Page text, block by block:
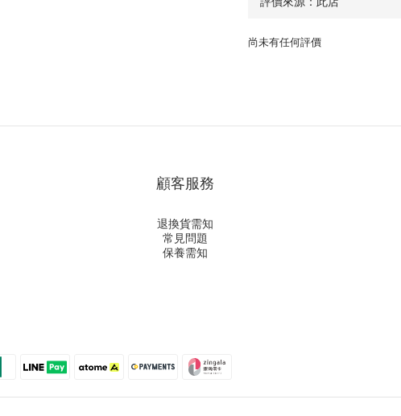
尚未有任何評價
顧客服務
退換貨需知
常見問題
保養需知